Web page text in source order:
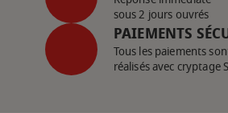
sous 2 jours ouvrés
PAIEMENTS
Tous les paiements
réalisés avec cryptage